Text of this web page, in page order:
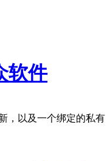
软件
，以及一个绑定的私有